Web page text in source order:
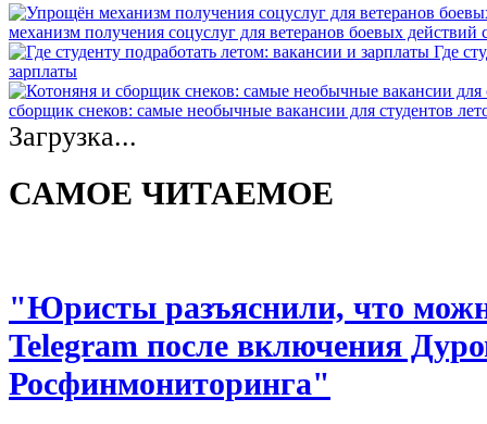
механизм получения соцуслуг для ветеранов боевых действий
Где
зарплаты
сборщик снеков: самые необычные вакансии для студентов
Загрузка...
САМОЕ ЧИТАЕМОЕ
"Юристы разъяснили, что
Telegram после включения
Росфинмониторинга"